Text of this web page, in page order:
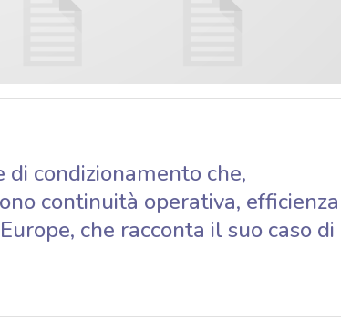
condizionamento che,
continuità operativa, efficienza
che racconta il suo caso di